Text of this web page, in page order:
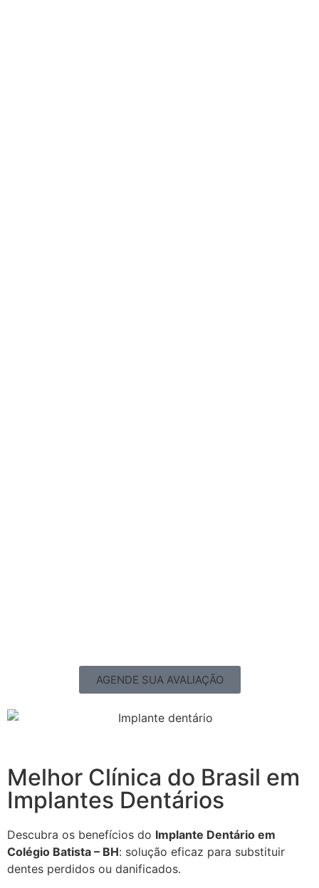
AGENDE SUA AVALIAÇÃO
Melhor Clínica do Brasil em
Implantes Dentários
Descubra os benefícios do Implante Dentário em
Colégio Batista – BH: solução eficaz para substituir
dentes perdidos ou danificados.